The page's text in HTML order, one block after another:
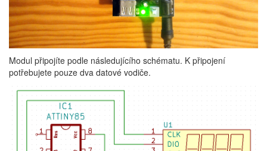
Modul připojíte podle následujícího schématu. K připojení
potřebujete pouze dva datové vodiče.